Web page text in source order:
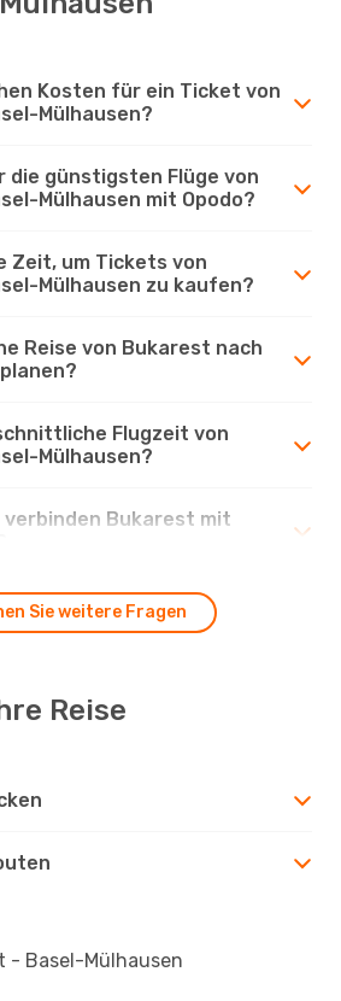
Kosten für ein Ticket von
Mülhausen?
die günstigsten Flüge von
Mülhausen mit Opodo?
Zeit, um Tickets von
Mülhausen zu kaufen?
Reise von Bukarest nach
Flugzeit von
Mülhausen?
verbinden Bukarest mit
Sie weitere Fragen
Reise
- Basel-Mülhausen